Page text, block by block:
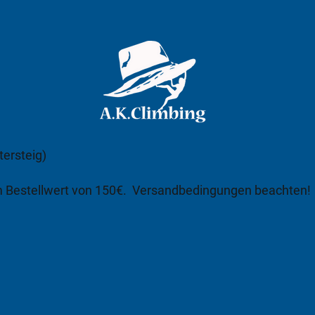
Bestellwert von 150€. Versandbedingungen beachten!